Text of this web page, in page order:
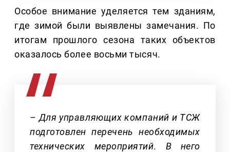
Особое внимание уделяется тем зданиям,
где зимой были выявлены замечания. По
итогам прошлого сезона таких объектов
оказалось более восьми тысяч.
– Для управляющих компаний и ТСЖ
подготовлен перечень необходимых
технических мероприятий. В него